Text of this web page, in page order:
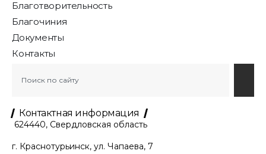
Благотворительность
Благочиния
Документы
Контакты
Контактная информация
624440, Свердловская область
г. Краснотурьинск, ул. Чапаева, 7